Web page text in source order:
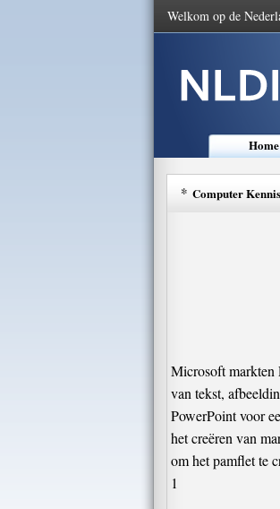
Welkom op de
Home
* Computer Kennis
Microsoft markten
van tekst,
PowerPoint voor
het creëren van
om het pamflet te
1